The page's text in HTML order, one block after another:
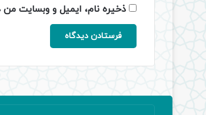
ذخیره نام، ایمیل و وبسایت من